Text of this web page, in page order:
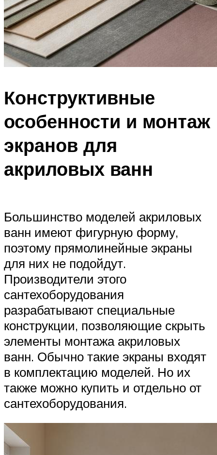
Конструктивные
особенности и монтаж
экранов для
акриловых ванн
Большинство моделей акриловых
ванн имеют фигурную форму,
поэтому прямолинейные экраны
для них не подойдут.
Производители этого
сантехоборудования
разрабатывают специальные
конструкции, позволяющие скрыть
элементы монтажа акриловых
ванн. Обычно такие экраны входят
в комплектацию моделей. Но их
также можно купить и отдельно от
сантехоборудования.